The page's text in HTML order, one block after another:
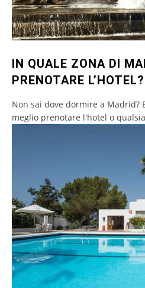
IN QUALE ZONA DI
PRENOTARE L’HOTEL?
Non sai dove dormire a Madrid?
meglio prenotare l'hotel o